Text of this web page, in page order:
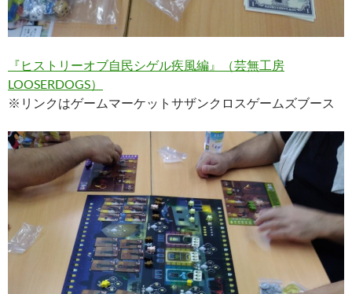
『ヒストリーオブ自民シゲル疾風編』（芸無工房
LOOSERDOGS）
※リンクはゲームマーケットサザンクロスゲームズブース